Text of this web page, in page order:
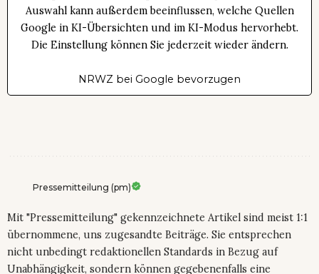
Auswahl kann außerdem beeinflussen, welche Quellen
Google in KI-Übersichten und im KI-Modus hervorhebt.
Die Einstellung können Sie jederzeit wieder ändern.
NRWZ bei Google bevorzugen
Pressemitteilung (pm)
Mit "Pressemitteilung" gekennzeichnete Artikel sind meist 1:1
übernommene, uns zugesandte Beiträge. Sie entsprechen
nicht unbedingt redaktionellen Standards in Bezug auf
Unabhängigkeit, sondern können gegebenenfalls eine